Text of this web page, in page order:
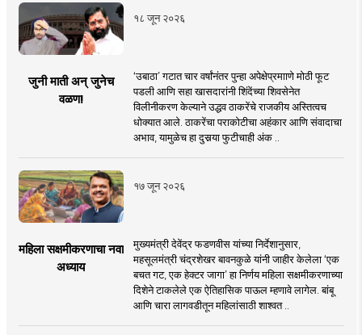
१८ जून २०२६
जुनी माती अन् जुनेच
वळण!
‘उबाठा’ गटात चार वर्षांनंतर पुन्हा अपेक्षेप्रमााणे मोठी फूट
पडली आणि सहा खासदारांनी शिंदेंच्या शिवसेनेत
विलीनीकरण केल्याने उद्धव ठाकरेंचे राजकीय अस्तित्वच
धोक्यात आले. ठाकरेंचा पराकोटीचा अहंकार आणि संवादाचा
अभाव, यामुळेच हा दुसर्‍या फुटीचाही अंक ..
१७ जून २०२६
महिला सक्षमीकरणाचा नवा
अध्याय
मुख्यमंत्री देवेंद्र फडणवीस यांच्या निर्देशानुसार,
महसूलमंत्री चंद्रशेखर बावनकुळे यांनी जाहीर केलेला ‘एक
बचत गट, एक हेक्टर जागा’ हा निर्णय महिला सक्षमीकरणाच्या
दिशेने टाकलेले एक ऐतिहासिक पाऊल म्हणावे लागेल. बांबू
आणि चारा लागवडीतून महिलांसाठी शाश्वत ..